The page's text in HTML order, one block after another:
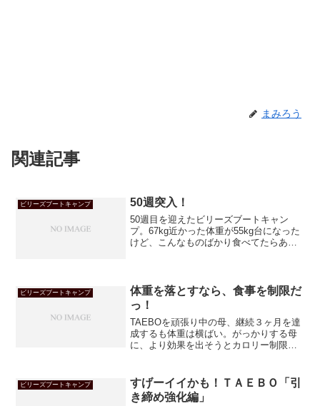
まみろう
関連記事
ビリーズブートキャンプ 50週突入！
50週目を迎えたビリーズブートキャン
プ。67kg近かった体重が55kg台になった
けど、こんなものばかり食べてたらあっ
ビリーズブートキャンプ
体重を落とすなら、食事を制限だ
っ！
TAEBOを頑張り中の母、継続３ヶ月を達
成するも体重は横ばい。がっかりする母
に、より効果を出そうとカロリー制限を
ビリーズブートキャンプ
すげーイイかも！ＴＡＥＢＯ「引
き締め強化編」